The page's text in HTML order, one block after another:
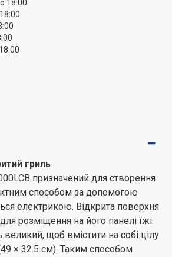
корпусу розміщується
LED-лампи, яка сигналізує про те,
в стадії нагріву. Це допоможе
воно перетікає в окремий
кабелю
гриля, сховавши ту частину
Це буде естетично і більш
провід, коли в ньому
18:00
гриль
призначений для створення
способом за допомогою
електрикою. Відкрита поверхня
розміщення на його панелі їжі.
щоб вмістити на собі цілу
× 32.5 см). Таким способом